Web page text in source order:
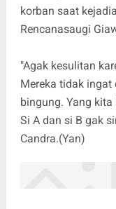
korban saat
Rencanasaugi
"Agak kesulitan
Mereka tidak
bingung. Yang
Si A dan si B gak
Candra.(Yan)